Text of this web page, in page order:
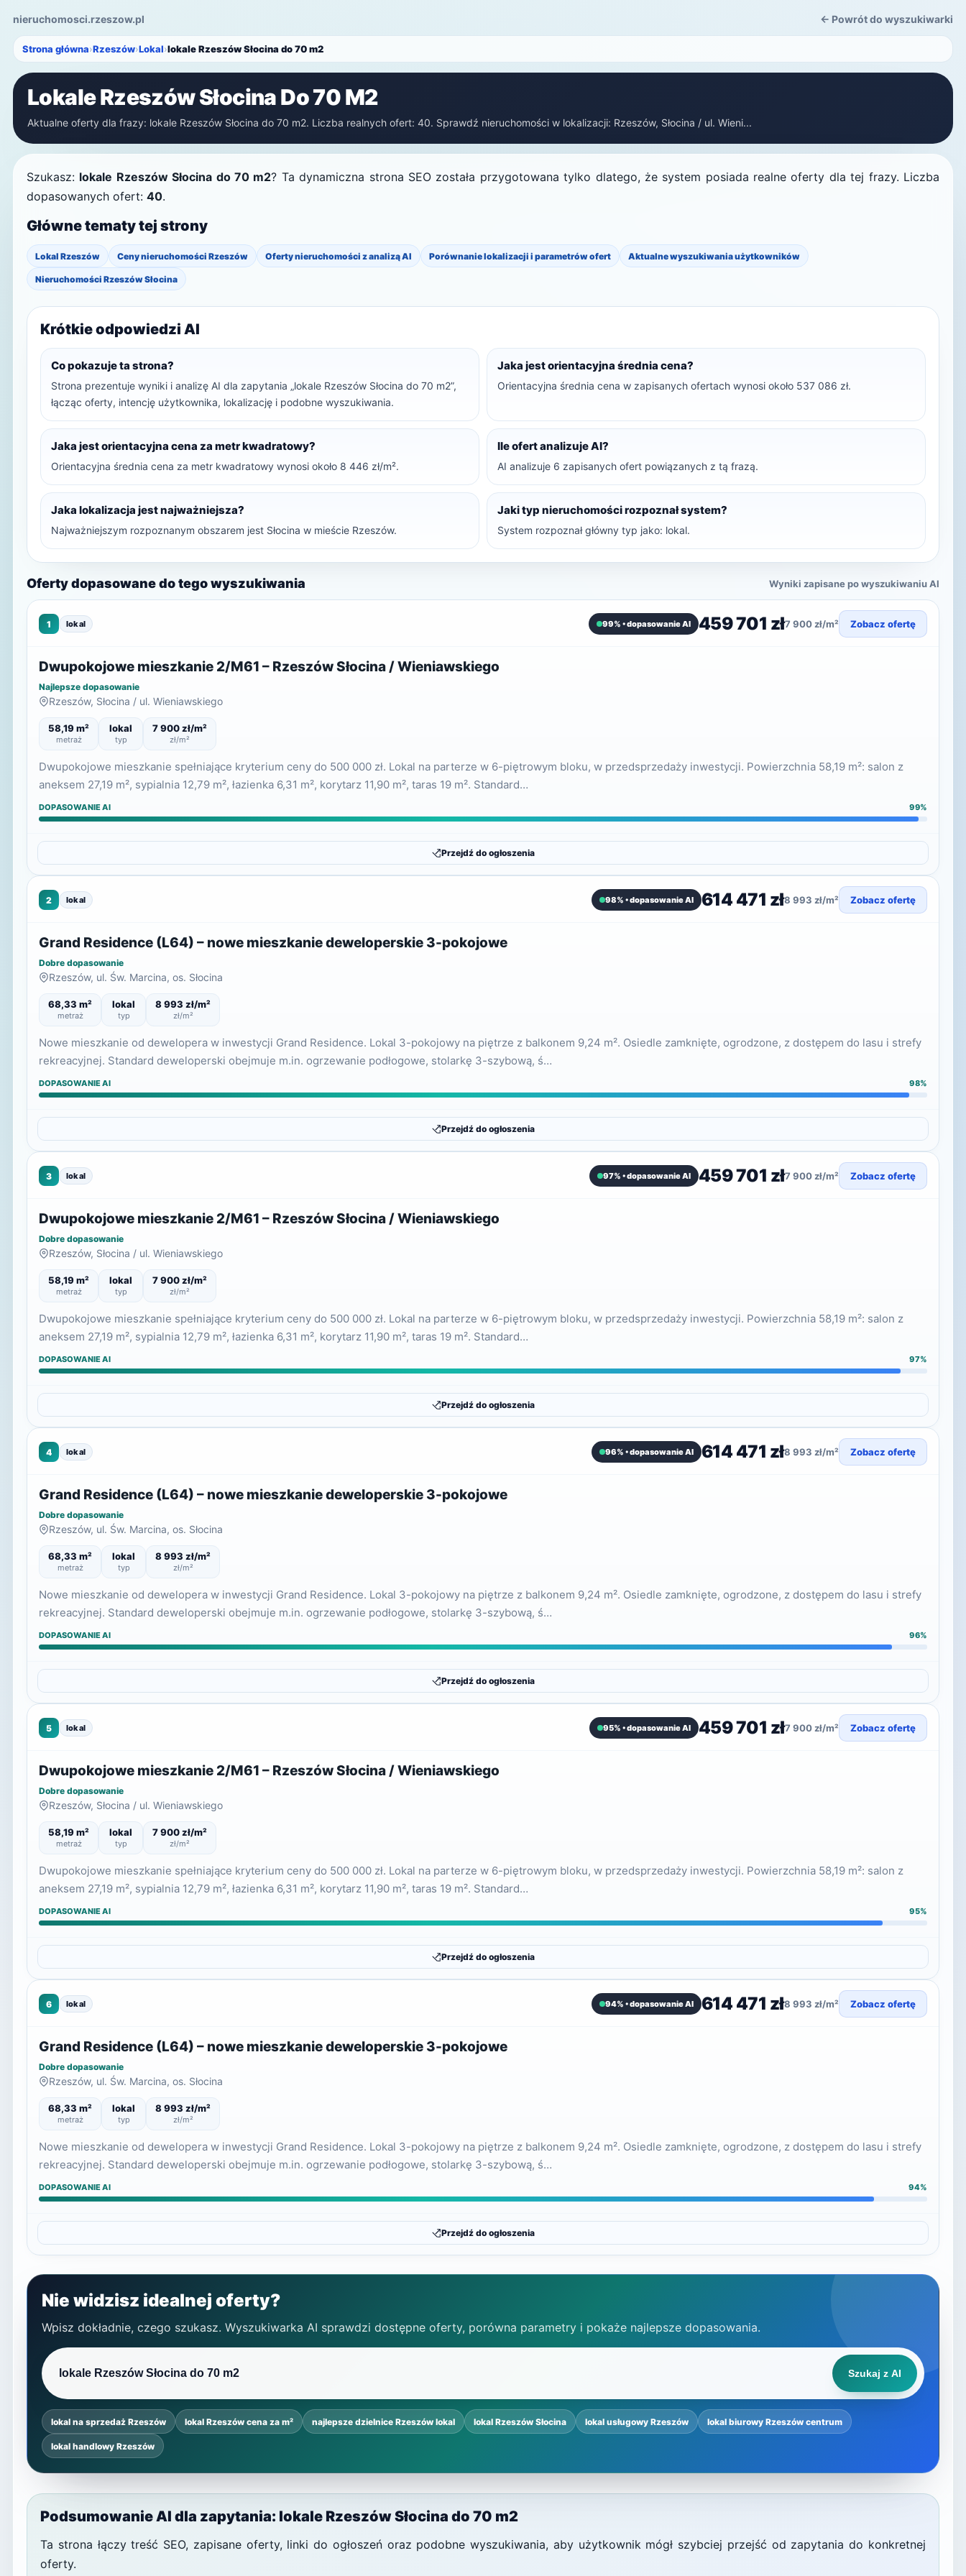
nieruchomosci.rzeszow.pl ← Powrót do wyszukiwarki
Strona główna›Rzeszów›Lokal›lokale Rzeszów Słocina do 70 m2
Lokale Rzeszów Słocina Do 70 M2
Aktualne oferty dla frazy: lokale Rzeszów Słocina do 70 m2. Liczba realnych ofert: 40. Sprawdź nieruchomości w lokalizacji: Rzeszów, Słocina / ul. Wieni...
Szukasz: lokale Rzeszów Słocina do 70 m2? Ta dynamiczna strona SEO została przygotowana tylko dlatego, że system posiada realne oferty dla tej frazy. Liczba
dopasowanych ofert: 40.
Główne tematy tej strony
Lokal Rzeszów Ceny nieruchomości Rzeszów Oferty nieruchomości z analizą AI Porównanie lokalizacji i parametrów ofert Aktualne wyszukiwania użytkowników
Nieruchomości Rzeszów Słocina
Krótkie odpowiedzi AI
Co pokazuje ta strona?
Strona prezentuje wyniki i analizę AI dla zapytania „lokale Rzeszów Słocina do 70 m2”,
łącząc oferty, intencję użytkownika, lokalizację i podobne wyszukiwania.
Jaka jest orientacyjna średnia cena?
Orientacyjna średnia cena w zapisanych ofertach wynosi około 537 086 zł.
Jaka jest orientacyjna cena za metr kwadratowy?
Orientacyjna średnia cena za metr kwadratowy wynosi około 8 446 zł/m².
Ile ofert analizuje AI?
AI analizuje 6 zapisanych ofert powiązanych z tą frazą.
Jaka lokalizacja jest najważniejsza?
Najważniejszym rozpoznanym obszarem jest Słocina w mieście Rzeszów.
Jaki typ nieruchomości rozpoznał system?
System rozpoznał główny typ jako: lokal.
Oferty dopasowane do tego wyszukiwania Wyniki zapisane po wyszukiwaniu AI
1 lokal 99% • dopasowanie AI 459 701 zł7 900 zł/m² Zobacz ofertę
Dwupokojowe mieszkanie 2/M61 – Rzeszów Słocina / Wieniawskiego
Najlepsze dopasowanie
Rzeszów, Słocina / ul. Wieniawskiego
58,19 m²
metraż
lokal
typ
7 900 zł/m²
zł/m²
Dwupokojowe mieszkanie spełniające kryterium ceny do 500 000 zł. Lokal na parterze w 6-piętrowym bloku, w przedsprzedaży inwestycji. Powierzchnia 58,19 m²: salon z
aneksem 27,19 m², sypialnia 12,79 m², łazienka 6,31 m², korytarz 11,90 m², taras 19 m². Standard…
DOPASOWANIE AI 99%
Przejdź do ogłoszenia
2 lokal 98% • dopasowanie AI 614 471 zł8 993 zł/m² Zobacz ofertę
Grand Residence (L64) – nowe mieszkanie deweloperskie 3-pokojowe
Dobre dopasowanie
Rzeszów, ul. Św. Marcina, os. Słocina
68,33 m²
metraż
lokal
typ
8 993 zł/m²
zł/m²
Nowe mieszkanie od dewelopera w inwestycji Grand Residence. Lokal 3-pokojowy na piętrze z balkonem 9,24 m². Osiedle zamknięte, ogrodzone, z dostępem do lasu i strefy
rekreacyjnej. Standard deweloperski obejmuje m.in. ogrzewanie podłogowe, stolarkę 3-szybową, ś…
DOPASOWANIE AI 98%
Przejdź do ogłoszenia
3 lokal 97% • dopasowanie AI 459 701 zł7 900 zł/m² Zobacz ofertę
Dwupokojowe mieszkanie 2/M61 – Rzeszów Słocina / Wieniawskiego
Dobre dopasowanie
Rzeszów, Słocina / ul. Wieniawskiego
58,19 m²
metraż
lokal
typ
7 900 zł/m²
zł/m²
Dwupokojowe mieszkanie spełniające kryterium ceny do 500 000 zł. Lokal na parterze w 6-piętrowym bloku, w przedsprzedaży inwestycji. Powierzchnia 58,19 m²: salon z
aneksem 27,19 m², sypialnia 12,79 m², łazienka 6,31 m², korytarz 11,90 m², taras 19 m². Standard…
DOPASOWANIE AI 97%
Przejdź do ogłoszenia
4 lokal 96% • dopasowanie AI 614 471 zł8 993 zł/m² Zobacz ofertę
Grand Residence (L64) – nowe mieszkanie deweloperskie 3-pokojowe
Dobre dopasowanie
Rzeszów, ul. Św. Marcina, os. Słocina
68,33 m²
metraż
lokal
typ
8 993 zł/m²
zł/m²
Nowe mieszkanie od dewelopera w inwestycji Grand Residence. Lokal 3-pokojowy na piętrze z balkonem 9,24 m². Osiedle zamknięte, ogrodzone, z dostępem do lasu i strefy
rekreacyjnej. Standard deweloperski obejmuje m.in. ogrzewanie podłogowe, stolarkę 3-szybową, ś…
DOPASOWANIE AI 96%
Przejdź do ogłoszenia
5 lokal 95% • dopasowanie AI 459 701 zł7 900 zł/m² Zobacz ofertę
Dwupokojowe mieszkanie 2/M61 – Rzeszów Słocina / Wieniawskiego
Dobre dopasowanie
Rzeszów, Słocina / ul. Wieniawskiego
58,19 m²
metraż
lokal
typ
7 900 zł/m²
zł/m²
Dwupokojowe mieszkanie spełniające kryterium ceny do 500 000 zł. Lokal na parterze w 6-piętrowym bloku, w przedsprzedaży inwestycji. Powierzchnia 58,19 m²: salon z
aneksem 27,19 m², sypialnia 12,79 m², łazienka 6,31 m², korytarz 11,90 m², taras 19 m². Standard…
DOPASOWANIE AI 95%
Przejdź do ogłoszenia
6 lokal 94% • dopasowanie AI 614 471 zł8 993 zł/m² Zobacz ofertę
Grand Residence (L64) – nowe mieszkanie deweloperskie 3-pokojowe
Dobre dopasowanie
Rzeszów, ul. Św. Marcina, os. Słocina
68,33 m²
metraż
lokal
typ
8 993 zł/m²
zł/m²
Nowe mieszkanie od dewelopera w inwestycji Grand Residence. Lokal 3-pokojowy na piętrze z balkonem 9,24 m². Osiedle zamknięte, ogrodzone, z dostępem do lasu i strefy
rekreacyjnej. Standard deweloperski obejmuje m.in. ogrzewanie podłogowe, stolarkę 3-szybową, ś…
DOPASOWANIE AI 94%
Przejdź do ogłoszenia
Nie widzisz idealnej oferty?
Wpisz dokładnie, czego szukasz. Wyszukiwarka AI sprawdzi dostępne oferty, porówna parametry i pokaże najlepsze dopasowania.
Szukaj z AI
lokal na sprzedaż Rzeszów lokal Rzeszów cena za m² najlepsze dzielnice Rzeszów lokal lokal Rzeszów Słocina lokal usługowy Rzeszów lokal biurowy Rzeszów centrum
lokal handlowy Rzeszów
Podsumowanie AI dla zapytania: lokale Rzeszów Słocina do 70 m2
Ta strona łączy treść SEO, zapisane oferty, linki do ogłoszeń oraz podobne wyszukiwania, aby użytkownik mógł szybciej przejść od zapytania do konkretnej
oferty.